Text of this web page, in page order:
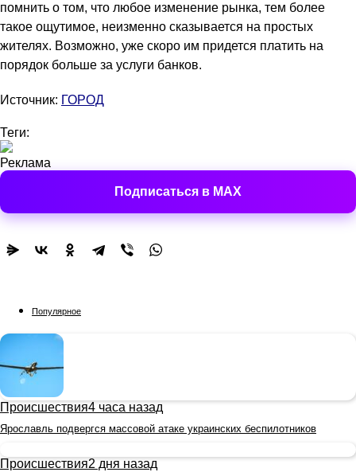
помнить о том, что любое изменение рынка, тем более
такое ощутимое, неизменно сказывается на простых
жителях. Возможно, уже скоро им придется платить на
порядок больше за услуги банков.
Источник: ГОРОД
Теги:
Реклама
Подписаться в MAX
Популярное
Происшествия4 часа назад
Ярославль подвергся массовой атаке украинских беспилотников
Происшествия2 дня назад